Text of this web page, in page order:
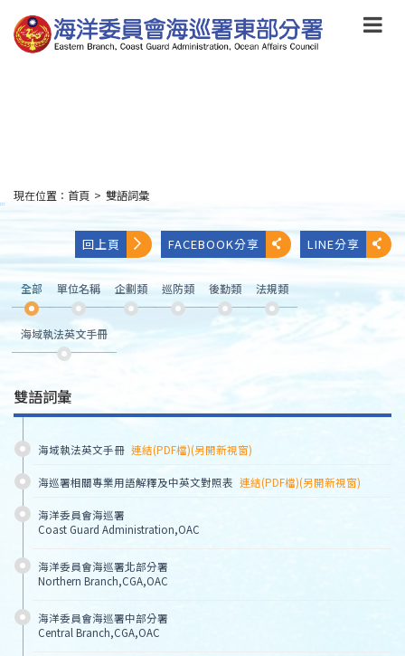
到
主
要
:::
現在位置： 首頁 > 雙語詞彙
回上頁 FACEBOOK分享 LINE分享
全部 單位名稱 企劃類 巡防類 後勤類 法規類
海域執法英文手冊
雙語詞彙
海域執法英文手冊 連結(PDF檔)(另開新視窗)
海巡署相關專業用語解釋及中英文對照表 連結(PDF檔)(另開新視窗)
海洋委員會海巡署
Coast Guard Administration,OAC
海洋委員會海巡署北部分署
Northern Branch,CGA,OAC
海洋委員會海巡署中部分署
Central Branch,CGA,OAC